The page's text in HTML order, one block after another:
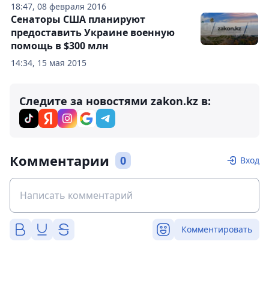
18:47, 08 февраля 2016
14:34, 15 мая 2015
Сенаторы США планируют
предоставить Украине военную
помощь в $300 млн
Следите за новостями zakon.kz в:
Комментарии 0 Вход
Комментировать